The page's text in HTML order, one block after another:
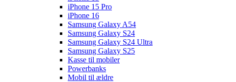
iPhone 15 Pro
iPhone 16
Samsung Galaxy A54
Samsung Galaxy S24
Samsung Galaxy S24 Ultra
Samsung Galaxy S25
Kasse til mobiler
Powerbanks
Mobil til ældre